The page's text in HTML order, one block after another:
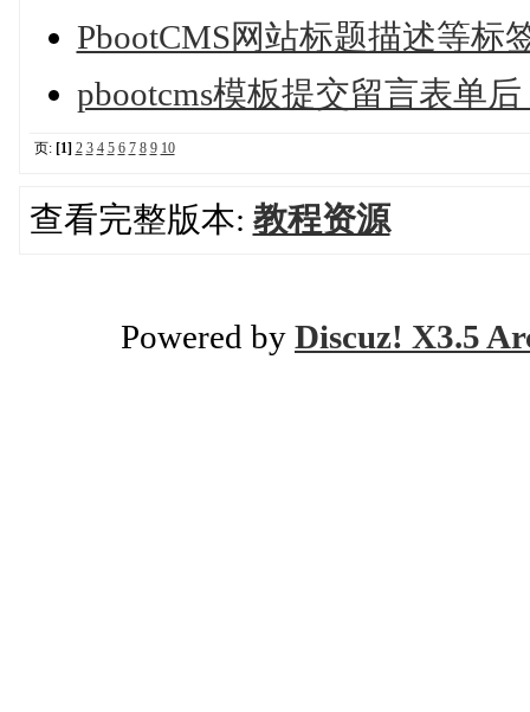
PbootCMS网站标题描述等标
pbootcms模板提交留言表单
页: [1] 2 3 4 5 6 7 8 9 10
查看完整版本: 教程资源
Powered by Discuz! X3.5